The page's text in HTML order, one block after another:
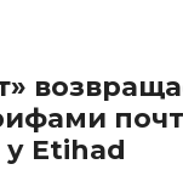
Etihad